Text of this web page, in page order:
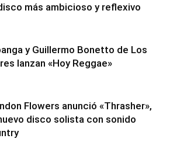
más ambicioso y reflexivo
y Guillermo Bonetto de Los
lanzan «Hoy Reggae»
Flowers anunció «Thrasher»,
disco solista con sonido